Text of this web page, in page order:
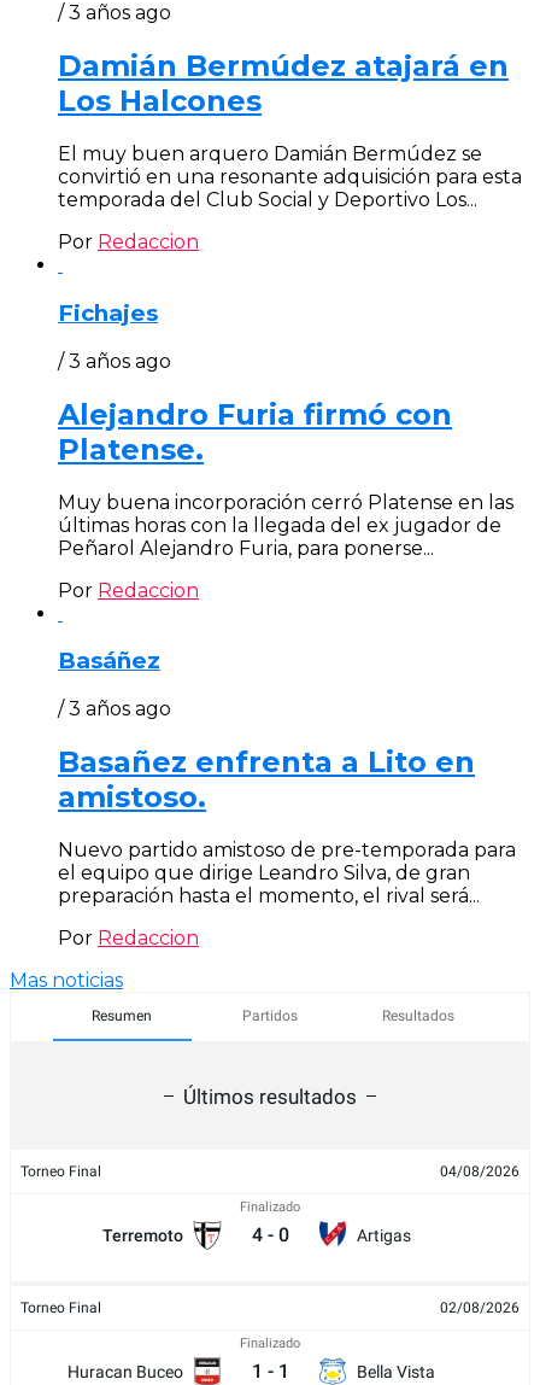
/ 3 años ago
Damián Bermúdez atajará en
Los Halcones
El muy buen arquero Damián Bermúdez se
convirtió en una resonante adquisición para esta
temporada del Club Social y Deportivo Los...
Por Redaccion
Fichajes
/ 3 años ago
Alejandro Furia firmó con
Platense.
Muy buena incorporación cerró Platense en las
últimas horas con la llegada del ex jugador de
Peñarol Alejandro Furia, para ponerse...
Por Redaccion
Basáñez
/ 3 años ago
Basañez enfrenta a Lito en
amistoso.
Nuevo partido amistoso de pre-temporada para
el equipo que dirige Leandro Silva, de gran
preparación hasta el momento, el rival será...
Por Redaccion
Mas noticias
Resumen Partidos Resultados
Últimos resultados
Torneo Final 04/08/2026
Terremoto
Finalizado
4 - 0 Artigas
Torneo Final 02/08/2026
Huracan Buceo
Finalizado
1 - 1 Bella Vista